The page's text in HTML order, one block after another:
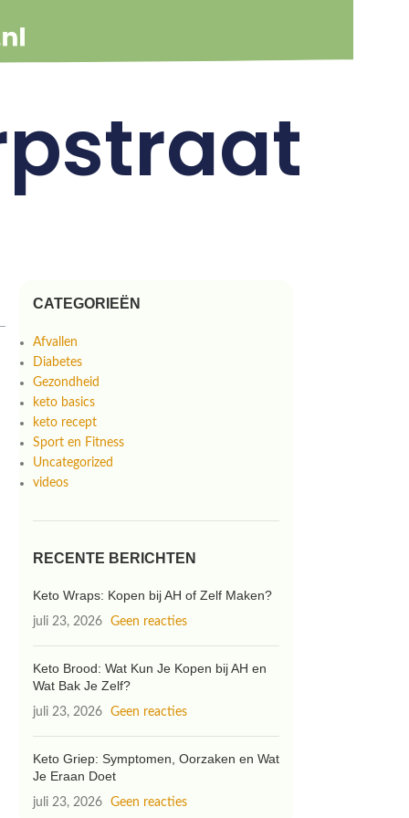
CATEGORIEËN
Afvallen
Diabetes
Gezondheid
keto basics
keto recept
Sport en Fitness
Uncategorized
videos
RECENTE BERICHTEN
Keto Wraps: Kopen bij AH of Zelf Maken?
juli 23, 2026 Geen reacties
Keto Brood: Wat Kun Je Kopen bij AH en
Wat Bak Je Zelf?
juli 23, 2026 Geen reacties
Keto Griep: Symptomen, Oorzaken en Wat
Je Eraan Doet
juli 23, 2026 Geen reacties